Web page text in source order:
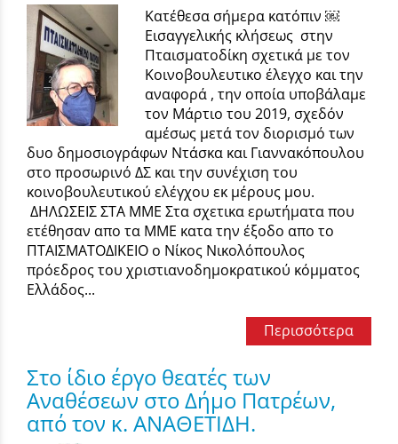
Κατέθεσα σήμερα κατόπιν ￼
Εισαγγελικής κλήσεως στην
Πταισματοδίκη σχετικά με τον
Κοινοβουλευτικο έλεγχο και την
αναφορά , την οποία υποβάλαμε
τον Μάρτιο του 2019, σχεδόν
αμέσως μετά τον διορισμό των
δυο δημοσιογράφων Ντάσκα και Γιαννακόπουλου
στο προσωρινό ΔΣ και την συνέχιση του
κοινοβουλευτικού ελέγχου εκ μέρους μου.
ΔΗΛΩΣΕΙΣ ΣΤΑ ΜΜΕ Στα σχετικα ερωτήματα που
ετέθησαν απο τα ΜΜΕ κατα την έξοδο απο το
ΠΤΑΙΣΜΑΤΟΔΙΚΕΙΟ ο Νίκος Νικολόπουλος
πρόεδρος του χριστιανοδημοκρατικού κόμματος
Ελλάδος...
Περισσότερα
Στο ίδιο έργο θεατές των
Αναθέσεων στο Δήμο Πατρέων,
από τον κ. ΑΝΑΘΕΤΙΔΗ.